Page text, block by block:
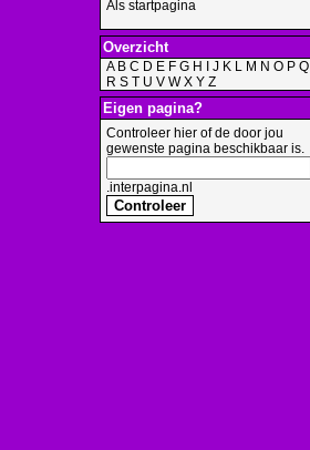
Als startpagina
Overzicht
A B C D E F G H J K L M N O P Q
R S T U V W X Y Z
Eigen pagina?
Controleer hier of de door jou
gewenste pagina beschikbaar is.
.interpagina.nl